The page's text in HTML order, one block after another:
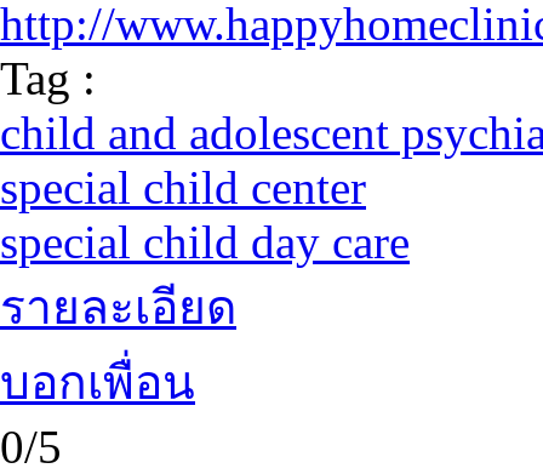
http://
Tag :
child and adolescent
special child center
special child day care
รายละเอียด
บอกเพื่อน
0/5